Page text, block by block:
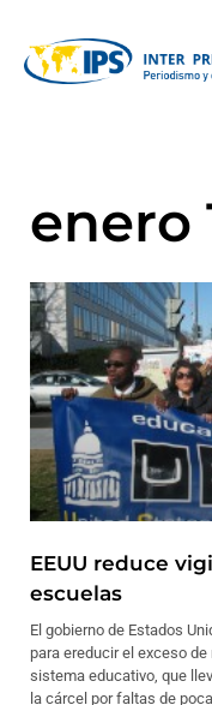
enero
EEUU reduce
escuelas
El gobierno de Estados
para ereducir el exceso
sistema educativo, que
la cárcel por faltas de